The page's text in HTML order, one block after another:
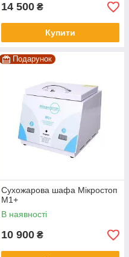
14 500 ₴
Купити
Подарунок
Сухожарова шафа Мікростоп
М1+
В наявності
10 900 ₴